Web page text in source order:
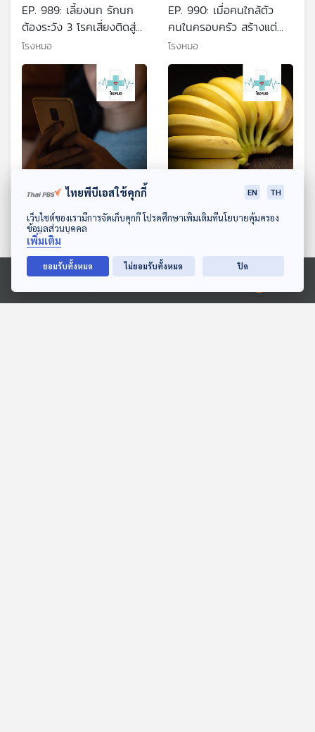
ดาวน์โหลด Thai PBS Podcast Application
Ⓒ 2020 องค์การกระจายเสียงและแพร่ภาพสาธารณะแห่งประเทศไทย
EP. 989: เลี้ยงนก รักนก
ต้องระวัง 3 โรคเสี่ยงติดสู่
คนจากนก
โรงหมอ
EP. 990: เมื่อคนใกล้ตัว
คนในครอบครัว สร้างแต่
เรื่อง Toxic
โรงหมอ
ดิจิทัล
โรงหมอ
EP. 993: คุณค่าที่แตกต่าง
จากชนิดและสีของกล้วย
ตอนที่เกี่ยวข้อง
ไทยพีบีเอสใช้คุกกี้ EN TH
เว็บไซต์ของเรามีการจัดเก็บคุกกี้ โปรดศึกษาเพิ่มเติมที่นโยบายคุ้มครอง
ข้อมูลส่วนบุคคล
เพิ่มเติม
ยอมรับทั้งหมด ไม่ยอมรับทั้งหมด ปิด